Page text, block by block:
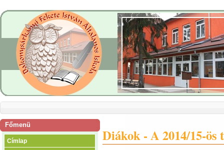
Főmenü
Címlap
Diákok - A 2014/15-ös